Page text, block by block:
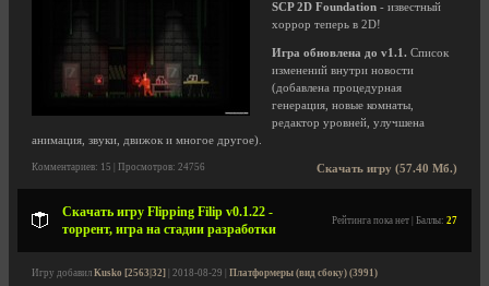
SCP 2D Foundation - известный
хоррор теперь в 2D!
Игра обновлена до v1.1. Список
изменений внутри новости
(добавлена процедурная
генерация, новые комнаты,
редактор уровней, улучшена
анимация, звуки, движок и многое другое).
Скачать игру (57.40 Мб.)
Комментариев: 15 | Просмотров: 24756
Скачать игру Flipping Filip v0.1.22 -
торрент, игра на стадии разработки
Рейтинга пока нет | Баллы: 27
Игру добавил Kusko [2563|32] | 2018-08-29 | Платформеры (вид сбоку) (3991)